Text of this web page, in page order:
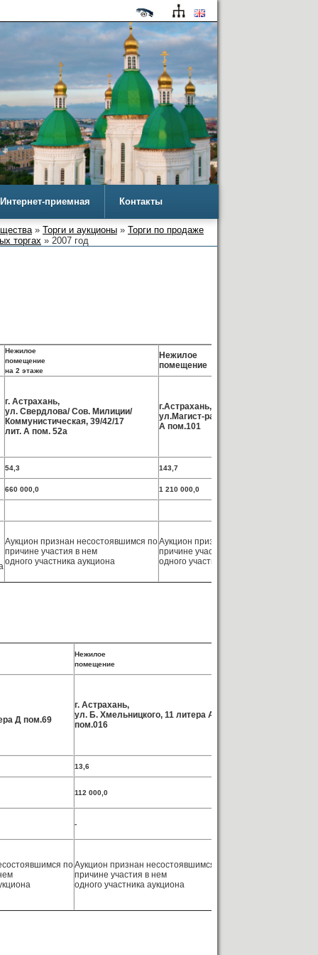
Интернет-приемная Контакты
» Торги и аукционы » Торги по продаже
торгах » 2007 год
Нежилое
помещение
на 2 этаже
Нежилое
помещение
г. Астрахань,
ул. Свердлова/ Сов. Милиции/
Коммунистическая, 39/42/17
лит. А пом. 52а
г.Астрахань,
ул.Магист-ральная, 34 литера
А пом.101
54,3 143,7
660 000,0 1 210 000,0
Аукцион признан несостоявшимся по
причине участия в нем
одного участника аукциона
Аукцион признан несостоявшимся по
причине участия в нем
одного участника аукциона
Нежилое
помещение
Д пом.69
г. Астрахань,
ул. Б. Хмельницкого, 11 литера А
пом.016
13,6
112 000,0
-
поАукцион признан несостоявшимся по
причине участия в нем
одного участника аукциона